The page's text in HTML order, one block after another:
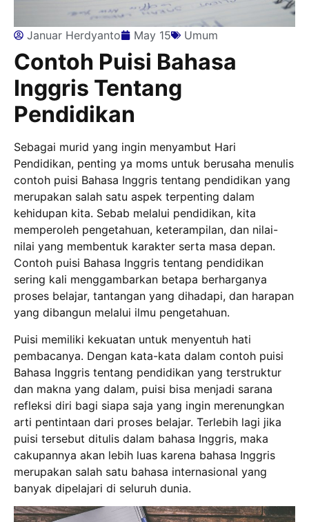
Januar Herdyanto May 15 Umum
Contoh Puisi Bahasa
Inggris Tentang
Pendidikan
Sebagai murid yang ingin menyambut Hari
Pendidikan, penting ya moms untuk berusaha menulis
contoh puisi Bahasa Inggris tentang pendidikan yang
merupakan salah satu aspek terpenting dalam
kehidupan kita. Sebab melalui pendidikan, kita
memperoleh pengetahuan, keterampilan, dan nilai-
nilai yang membentuk karakter serta masa depan.
Contoh puisi Bahasa Inggris tentang pendidikan
sering kali menggambarkan betapa berharganya
proses belajar, tantangan yang dihadapi, dan harapan
yang dibangun melalui ilmu pengetahuan.
Puisi memiliki kekuatan untuk menyentuh hati
pembacanya. Dengan kata-kata dalam contoh puisi
Bahasa Inggris tentang pendidikan yang terstruktur
dan makna yang dalam, puisi bisa menjadi sarana
refleksi diri bagi siapa saja yang ingin merenungkan
arti pentintaan dari proses belajar. Terlebih lagi jika
puisi tersebut ditulis dalam bahasa Inggris, maka
cakupannya akan lebih luas karena bahasa Inggris
merupakan salah satu bahasa internasional yang
banyak dipelajari di seluruh dunia.